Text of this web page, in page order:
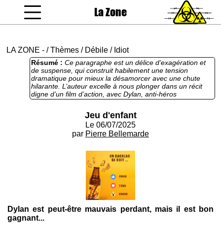
La Zone
LA ZONE - /Thèmes / Débile / Idiot
Résumé : Ce paragraphe est un délice d’exagération et
de suspense, qui construit habilement une tension
dramatique pour mieux la désamorcer avec une chute
hilarante. L’auteur excelle à nous plonger dans un récit
digne d’un film d’action, avec Dylan, anti-héros
sanguinolent et fan de Cacolac, narrant ses exploits
s’agit d’un simple jeu d’enfants. La fin m’a arraché un rire
franc, digne d’une blague de toto bien ficelée. Si l’auteur
ne travaille pas déjà pour le comité de lecture de
shaolin de l’humour !
Jeu d'enfant
Le 06/07/2025
par Pierre Bellemarde
Dylan est peut-être mauvais perdant, mais il est bon
gagnant...